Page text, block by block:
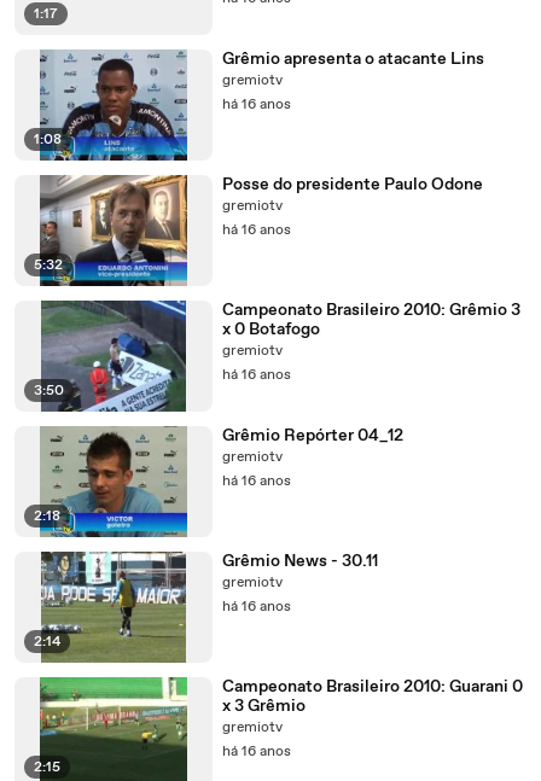
1:17
1:08
Grêmio apresenta o atacante Lins
gremiotv
há 16 anos
5:32
Posse do presidente Paulo Odone
gremiotv
há 16 anos
3:50
Campeonato Brasileiro 2010: Grêmio 3
x 0 Botafogo
gremiotv
há 16 anos
2:18
Grêmio Repórter 04_12
gremiotv
há 16 anos
2:14
Grêmio News - 30.11
gremiotv
há 16 anos
2:15
Campeonato Brasileiro 2010: Guarani 0
x 3 Grêmio
gremiotv
há 16 anos